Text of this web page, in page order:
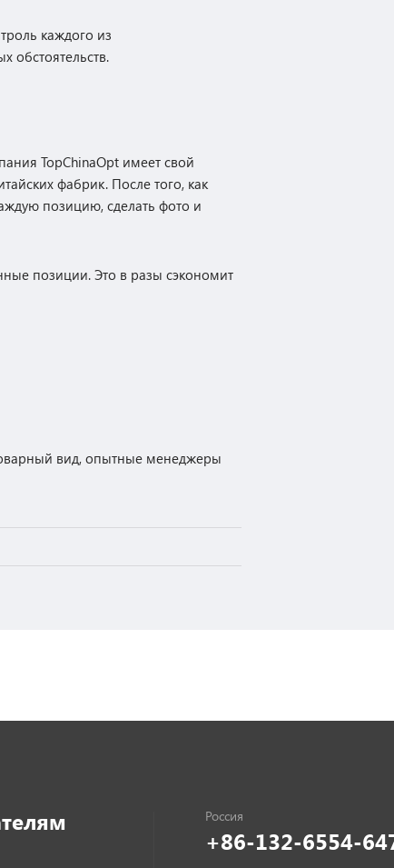
каждого из
обстоятельств.
TopChinaOpt имеет свой
фабрик. После того, как
позицию, сделать фото и
позиции. Это в разы сэкономит
вид, опытные менеджеры
+86-132-6554-